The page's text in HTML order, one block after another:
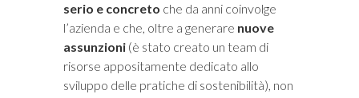
serio e concreto che da anni coinvolge
l’azienda e che, oltre a generare nuove
assunzioni (è stato creato un team di
risorse appositamente dedicato allo
sviluppo delle pratiche di sostenibilità), non